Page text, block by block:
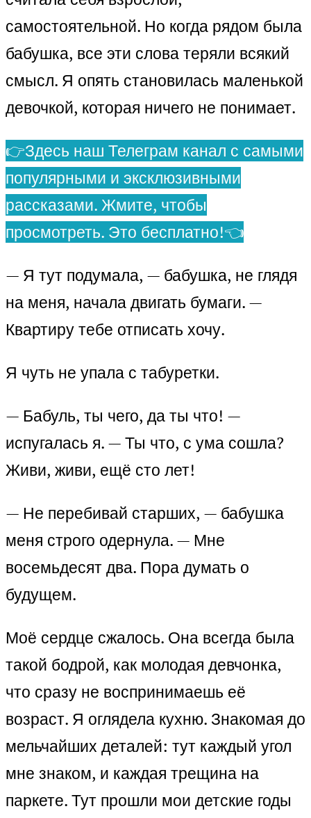
самостоятельной. Но когда рядом была
бабушка, все эти слова теряли всякий
смысл. Я опять становилась маленькой
девочкой, которая ничего не понимает.
👉Здесь наш Телеграм канал с самыми
популярными и эксклюзивными
рассказами. Жмите, чтобы
просмотреть. Это бесплатно!👈
— Я тут подумала, — бабушка, не глядя
на меня, начала двигать бумаги. —
Квартиру тебе отписать хочу.
Я чуть не упала с табуретки.
— Бабуль, ты чего, да ты что! —
испугалась я. — Ты что, с ума сошла?
Живи, живи, ещё сто лет!
— Не перебивай старших, — бабушка
меня строго одернула. — Мне
восемьдесят два. Пора думать о
будущем.
Моё сердце сжалось. Она всегда была
такой бодрой, как молодая девчонка,
что сразу не воспринимаешь её
возраст. Я оглядела кухню. Знакомая до
мельчайших деталей: тут каждый угол
мне знаком, и каждая трещина на
паркете. Тут прошли мои детские годы